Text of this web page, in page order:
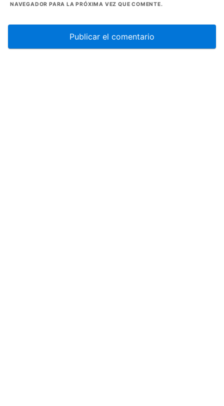
NAVEGADOR PARA LA PRÓXIMA VEZ QUE COMENTE.